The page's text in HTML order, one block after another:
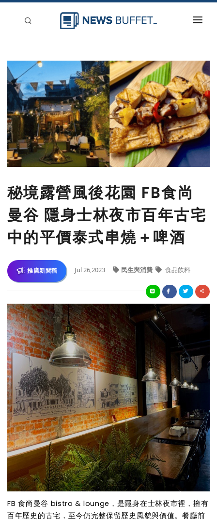
新聞稿分類
登入
刊登
秘境露營風後花園 FB食尚
曼谷 隱身士林夜市百年古宅
中的平價泰式串燒＋啤酒
推廣新聞稿 Jul 26,2023 民生與消費 食品飲料
FB 食尚曼谷 bistro & lounge，是隱身在士林夜市裡，擁有
百年歷史的古宅，至今仍完整保留歷史風貌與價值。餐廳前